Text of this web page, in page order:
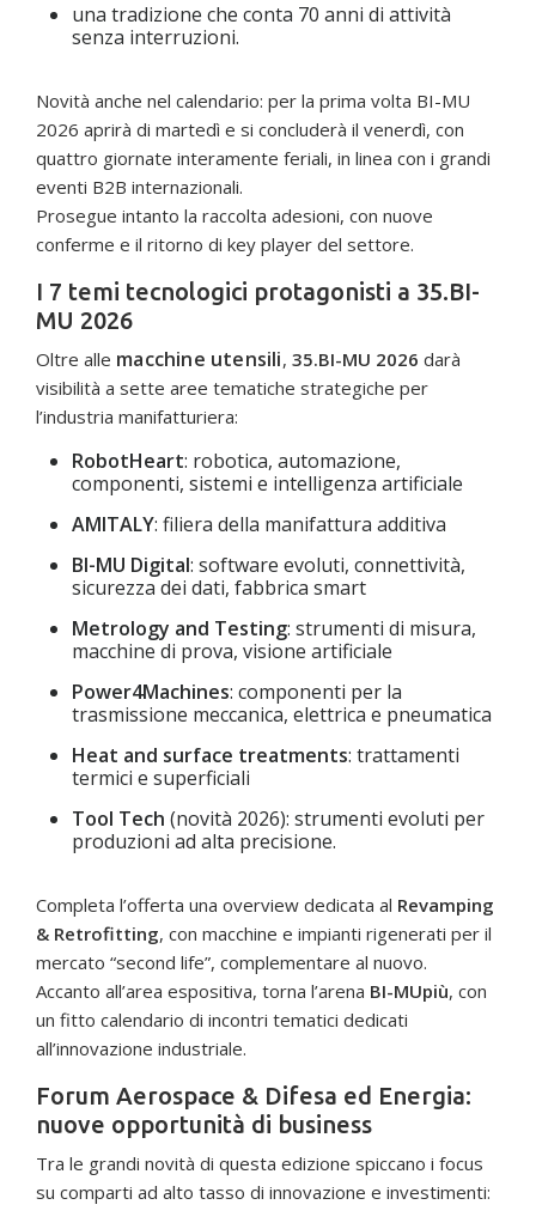
una tradizione che conta 70 anni di attività
senza interruzioni.
Novità anche nel calendario: per la prima volta BI-MU
2026 aprirà di martedì e si concluderà il venerdì, con
quattro giornate interamente feriali, in linea con i grandi
eventi B2B internazionali.
Prosegue intanto la raccolta adesioni, con nuove
conferme e il ritorno di key player del settore.
I 7 temi tecnologici protagonisti a 35.BI-
MU 2026
Oltre alle macchine utensili, 35.BI-MU 2026 darà
visibilità a sette aree tematiche strategiche per
l’industria manifatturiera:
RobotHeart: robotica, automazione,
componenti, sistemi e intelligenza artificiale
AMITALY: filiera della manifattura additiva
BI-MU Digital: software evoluti, connettività,
sicurezza dei dati, fabbrica smart
Metrology and Testing: strumenti di misura,
macchine di prova, visione artificiale
Power4Machines: componenti per la
trasmissione meccanica, elettrica e pneumatica
Heat and surface treatments: trattamenti
termici e superficiali
Tool Tech (novità 2026): strumenti evoluti per
produzioni ad alta precisione.
Completa l’offerta una overview dedicata al Revamping
& Retrofitting, con macchine e impianti rigenerati per il
mercato “second life”, complementare al nuovo.
Accanto all’area espositiva, torna l’arena BI-MUpiù, con
un fitto calendario di incontri tematici dedicati
all’innovazione industriale.
Forum Aerospace & Difesa ed Energia:
nuove opportunità di business
Tra le grandi novità di questa edizione spiccano i focus
su comparti ad alto tasso di innovazione e investimenti: